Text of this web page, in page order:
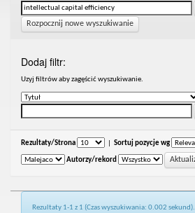
Rozpocznij nowe wyszukiwanie
Dodaj filtr:
Uzyj filtrów aby zagęścić wyszukiwanie.
Rezultaty/Strona Sortuj pozycje wg
Autorzy/rekord
Rezultaty 1-1 z 1 (Czas wyszukiwania: 0.002 sekund).